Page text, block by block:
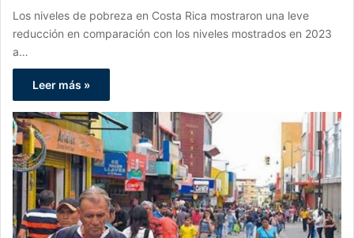
Los niveles de pobreza en Costa Rica mostraron una leve
reducción en comparación con los niveles mostrados en 2023
a…
Leer más »